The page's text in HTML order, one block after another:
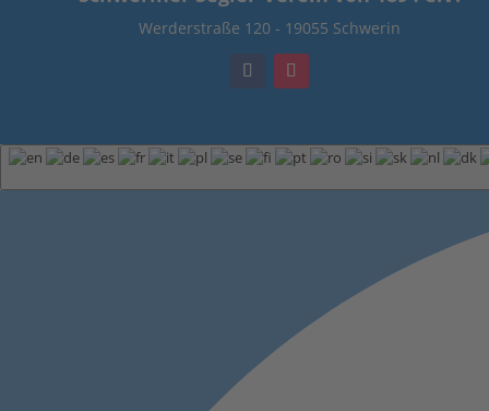
NEWS
VORSTAND
KONTAKT
Werderstraße 120 - 19055 Schwerin